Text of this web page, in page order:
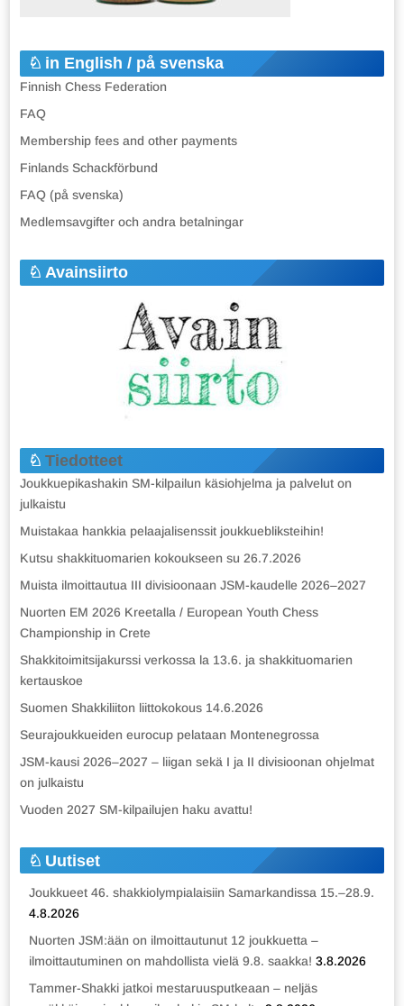
in English / på svenska
Finnish Chess Federation
FAQ
Membership fees and other payments
Finlands Schackförbund
FAQ (på svenska)
Medlemsavgifter och andra betalningar
Avainsiirto
Tiedotteet
Joukkuepikashakin SM-kilpailun käsiohjelma ja palvelut on
julkaistu
Muistakaa hankkia pelaajalisenssit joukkuebliksteihin!
Kutsu shakkituomarien kokoukseen su 26.7.2026
Muista ilmoittautua III divisioonaan JSM-kaudelle 2026–2027
Nuorten EM 2026 Kreetalla / European Youth Chess
Championship in Crete
Shakkitoimitsijakurssi verkossa la 13.6. ja shakkituomarien
kertauskoe
Suomen Shakkiliiton liittokokous 14.6.2026
Seurajoukkueiden eurocup pelataan Montenegrossa
JSM-kausi 2026–2027 – liigan sekä I ja II divisioonan ohjelmat
on julkaistu
Vuoden 2027 SM-kilpailujen haku avattu!
Uutiset
Joukkueet 46. shakkiolympialaisiin Samarkandissa 15.–28.9.
4.8.2026
Nuorten JSM:ään on ilmoittautunut 12 joukkuetta –
ilmoittautuminen on mahdollista vielä 9.8. saakka! 3.8.2026
Tammer-Shakki jatkoi mestaruusputkeaan – neljäs